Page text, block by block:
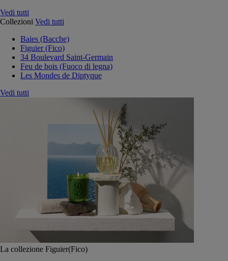
Vedi tutti
Collezioni Vedi tutti
Baies (Bacche)
Figuier (Fico)
34 Boulevard Saint-Germain
Feu de bois (Fuoco di legna)
Les Mondes de Diptyque
Vedi tutti
La collezione Figuier(Fico)